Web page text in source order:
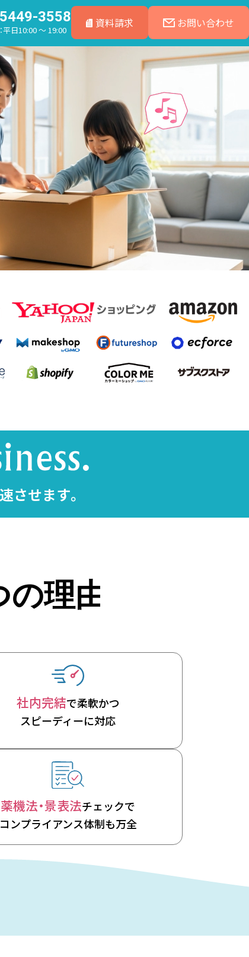
3558
平日10:00 ～ 19:00 資料請求 お問い合わせ
させます。
社内完結で柔軟かつ
スピーディーに対応
薬機法・景表法チェックで
コンプライアンス体制も万全